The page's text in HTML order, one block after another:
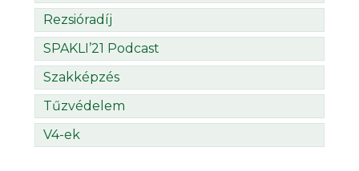
Rezsióradíj
SPAKLI’21 Podcast
Szakképzés
Tűzvédelem
V4-ek